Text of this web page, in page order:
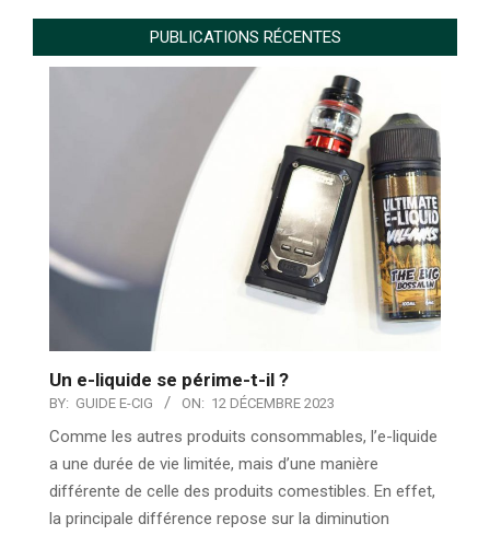
PUBLICATIONS RÉCENTES
Un e-liquide se périme-t-il ?
BY: GUIDE E-CIG ON: 12 DÉCEMBRE 2023
Comme les autres produits consommables, l’e-liquide
a une durée de vie limitée, mais d’une manière
différente de celle des produits comestibles. En effet,
la principale différence repose sur la diminution